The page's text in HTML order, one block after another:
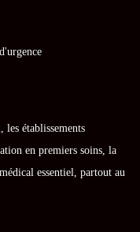
établissements
en premiers soins, la
essentiel, partout au